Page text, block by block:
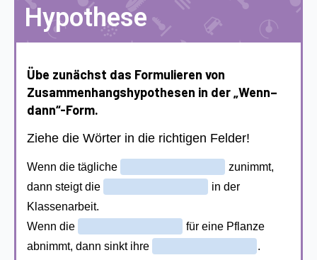
Hypothese
Übe zunächst das Formulieren von
Zusammenhangshypothesen in der „Wenn–
dann“-Form.